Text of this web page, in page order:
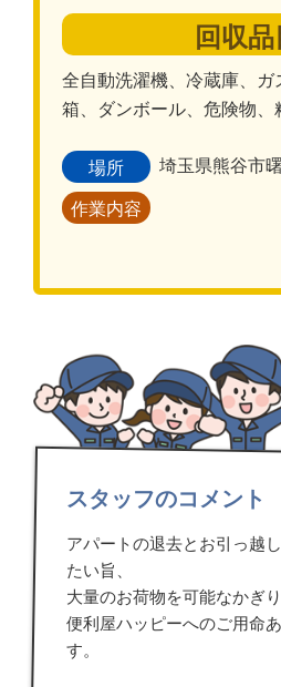
回収品
全自動洗濯機、冷蔵庫、ガ
箱、ダンボール、危険物、
場所 埼玉県熊谷市
作業内容
スタッフのコメント
アパートの退去とお引っ越
たい旨、
大量のお荷物を可能なかぎ
便利屋ハッピーへのご用命
す。